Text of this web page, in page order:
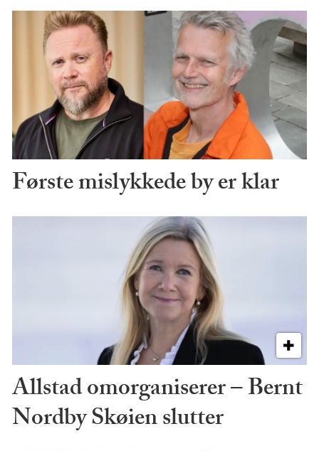
Første mislykkede by er klar
Allstad omorganiserer – Bernt
Nordby Skøien slutter